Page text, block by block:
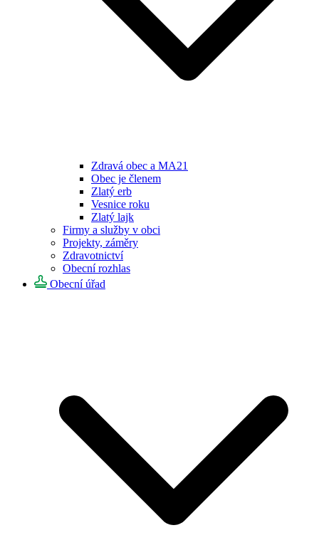
Zdravá obec a MA21
Obec je členem
Zlatý erb
Vesnice roku
Zlatý lajk
Firmy a služby v obci
Projekty, záměry
Zdravotnictví
Obecní rozhlas
Obecní úřad